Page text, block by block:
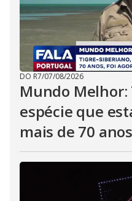
DO R7/07/08/2026
Mundo
espécie que
mais de 70 anos